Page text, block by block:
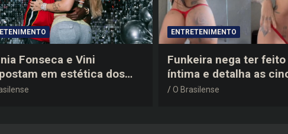
Fonseca e Vini
em estética dos
2000 em festa de
ENTRETENIMENTO
Funkeira nega ter
íntima e detalha as
plásticas que realizou
O Brasilense